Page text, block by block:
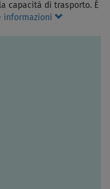
capacità di trasporto. È
informazioni